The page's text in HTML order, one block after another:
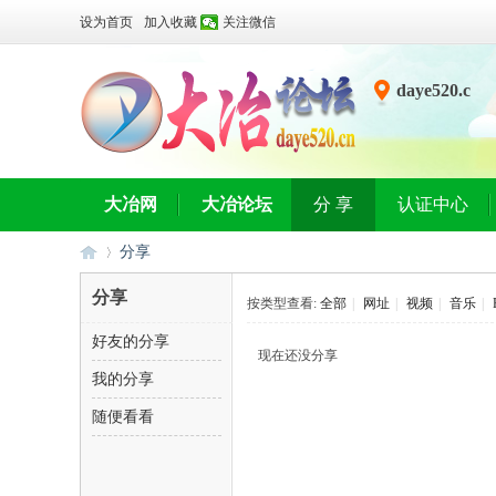
设为首页 加入收藏 关注微信
daye520.c
大冶网 大冶论坛 分 享 认证中心
大›
分享
分享
好友的分享
我的分享
随便看看
按类型查看:全部 网址 视频 音乐
现在还没分享